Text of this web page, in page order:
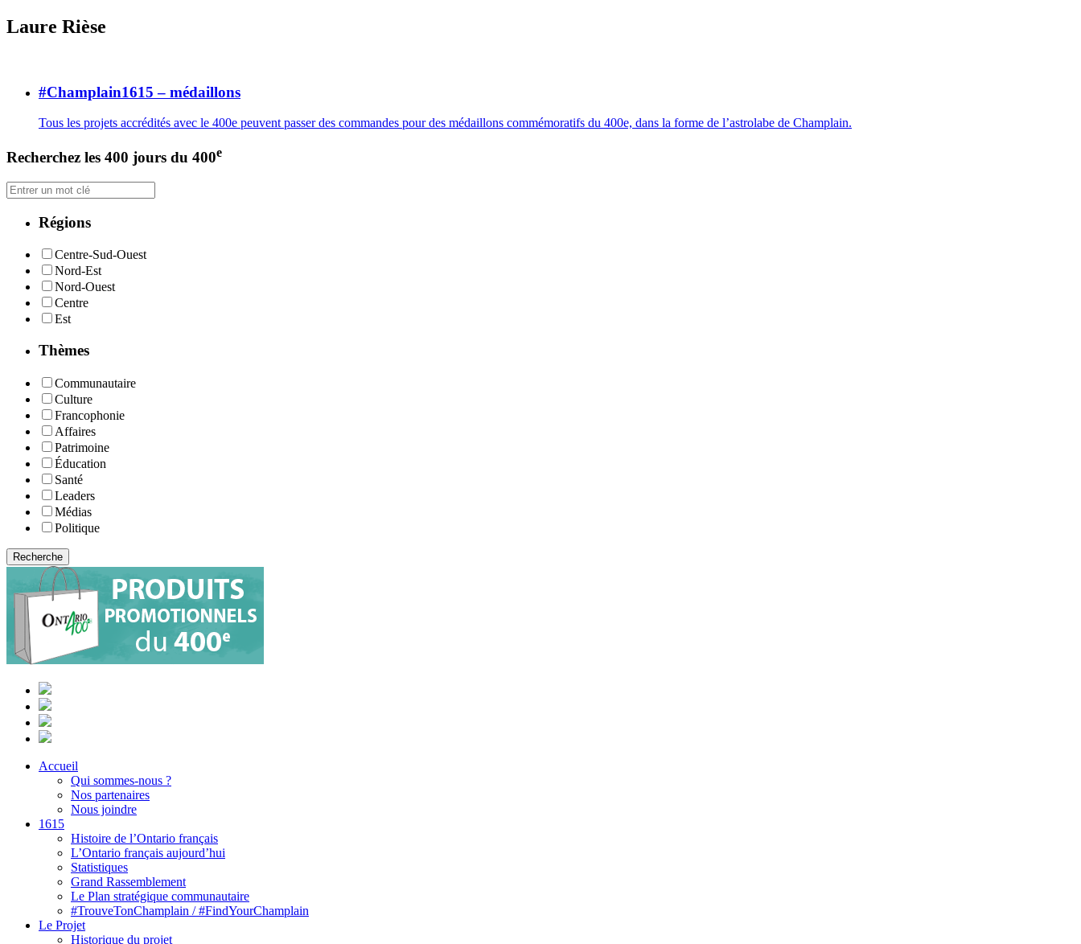
Laure Rièse
#Champlain1615 – médaillons
Tous les projets accrédités avec le 400e peuvent passer des commandes pour des médaillons commémoratifs du 400e, dans la forme de l’astrolabe de Champlain.
Recherchez les 400 jours du 400e
Régions
Centre-Sud-Ouest
Nord-Est
Nord-Ouest
Centre
Est
Thèmes
Communautaire
Culture
Francophonie
Affaires
Patrimoine
Éducation
Santé
Leaders
Médias
Politique
Accueil
Qui sommes-nous ?
Nos partenaires
Nous joindre
1615
Histoire de l’Ontario français
L’Ontario français aujourd’hui
Statistiques
Grand Rassemblement
Le Plan stratégique communautaire
#TrouveTonChamplain / #FindYourChamplain
Le Projet
Historique du projet